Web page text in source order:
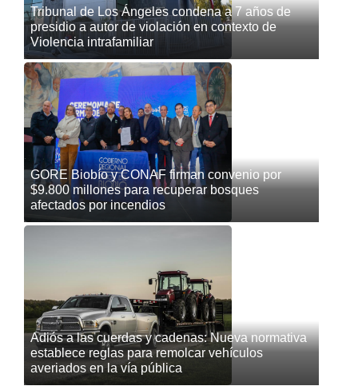
Tribunal de Los Ángeles condena a 7 años de
presidio a autor de violación en contexto de
Violencia intrafamiliar
GORE Biobío y CONAF firman convenio por
$9.800 millones para recuperar bosques
afectados por incendios
Adiós a las cuerdas y cadenas: Nueva normativa
establece reglas para remolcar vehículos
averiados en la vía pública